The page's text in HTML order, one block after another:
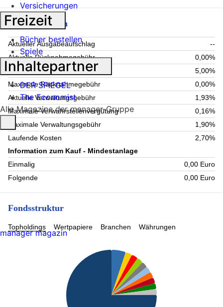
Fondsgebühren
Aktueller Ausgabeaufschlag
--
Aktuelle Rücknahmegebühr
0,00%
Maximaler Ausgabeaufschlag
5,00%
Maximale Rücknahmegebühr
0,00%
Aktuelle Verwaltungsgebühr
1,93%
Maximale Verwahrstellenvergütung
0,16%
Maximale Verwaltungsgebühr
1,90%
Laufende Kosten
2,70%
Information zum Kauf - Mindestanlage
Einmalig
0,00 Euro
Folgende
0,00 Euro
Fondsstruktur
Topholdings Wertpapiere Branchen Währungen
Versicherungen
Freizeit
Bücher bestellen
Spiele
Inhaltepartner
DER SPIEGEL
The Economist
Alle Magazine der manager-Gruppe
manager magazin